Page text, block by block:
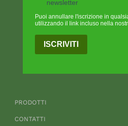
newsletter
Puoi annullare l'iscrizione in
utilizzando il link incluso nella
ISCRIVITI
PRODOTTI
CONTATTI